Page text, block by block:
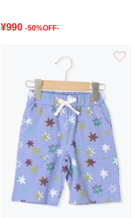
¥990 -50%OFF-